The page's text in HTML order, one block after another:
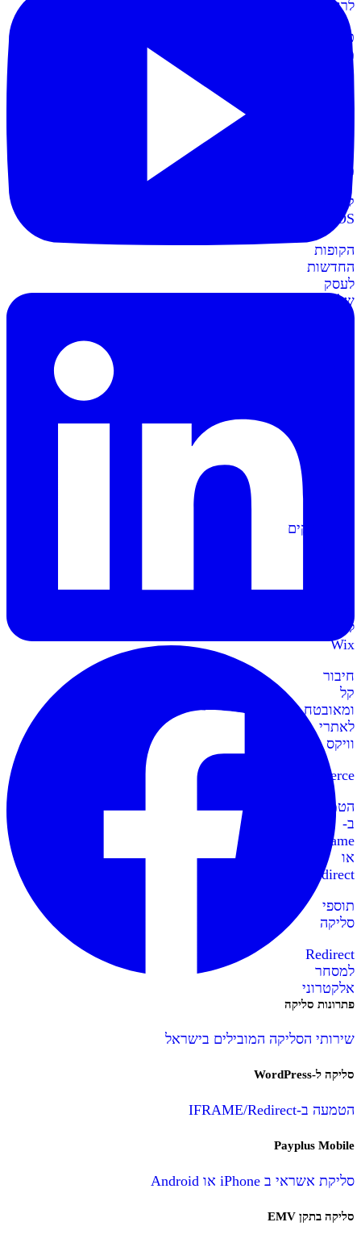
לרווחית
כרטיסי
מועדון
תשלום
קל
עם
כרטיסי
מועדון
קופות
POS
הקופות
החדשות
לעסק
שלכם
מתממשקים
ל-
Wix
חיבור
קל
ומאובטח
לאתרי
וויקס
WooCommerce
הטמעה
ב-
IFrame
או
Redirect
תוספי
סליקה
Redirect
למסחר
אלקטרוני
פתרונות סליקה
שירותי הסליקה המובילים בישראל
סליקה ל-WordPress
הטמעה ב-IFRAME/Redirect
Payplus Mobile
סליקת אשראי ב iPhone או Android
סליקה בתקן EMV